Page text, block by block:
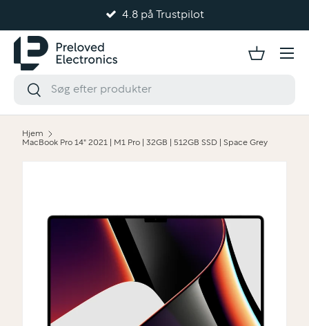
4.8 på Trustpilot
Hjem
MacBook Pro 14" 2021 | M1 Pro | 32GB | 512GB SSD | Space Grey